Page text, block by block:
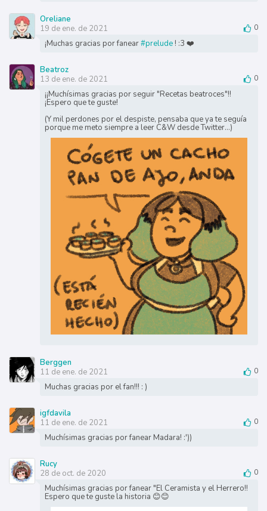
Oreliane
19 de ene. de 2021
0
¡Muchas gracias por fanear#prelude! :3 ❤️
Beatroz
13 de ene. de 2021
0
¡¡Muchísimas gracias por seguir "Recetas beatroces"!!
¡Espero que te guste!
(Y mil perdones por el despiste, pensaba que ya te seguía
porque me meto siempre a leer C&W desde Twitter...)
Berggen
11 de ene. de 2021
0
Muchas gracias por el fan!!! : )
igfdavila
11 de ene. de 2021
0
Muchísimas gracias por fanear Madara! :'))
Rucy
28 de oct. de 2020
0
Muchísimas gracias por fanear "El Ceramista y el Herrero!!
Espero que te guste la historia 😊😊